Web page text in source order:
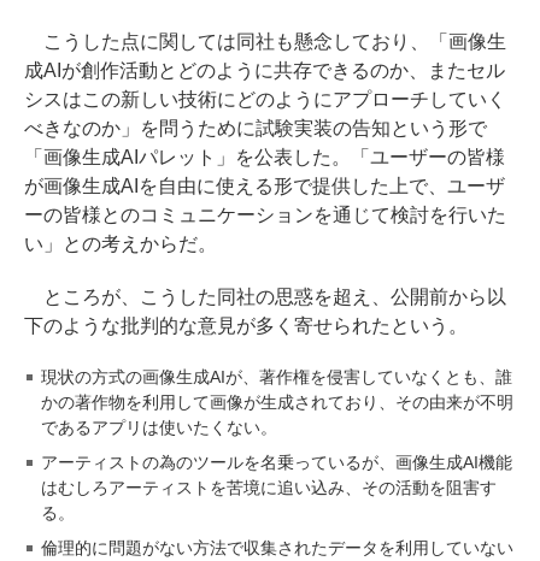
こうした点に関しては同社も懸念しており、「画像生
成AIが創作活動とどのように共存できるのか、またセル
シスはこの新しい技術にどのようにアプローチしていく
べきなのか」を問うために試験実装の告知という形で
「画像生成AIパレット」を公表した。「ユーザーの皆様
が画像生成AIを自由に使える形で提供した上で、ユーザ
ーの皆様とのコミュニケーションを通じて検討を行いた
い」との考えからだ。
ところが、こうした同社の思惑を超え、公開前から以
下のような批判的な意見が多く寄せられたという。
現状の方式の画像生成AIが、著作権を侵害していなくとも、誰
かの著作物を利用して画像が生成されており、その由来が不明
であるアプリは使いたくない。
アーティストの為のツールを名乗っているが、画像生成AI機能
はむしろアーティストを苦境に追い込み、その活動を阻害す
る。
倫理的に問題がない方法で収集されたデータを利用していない